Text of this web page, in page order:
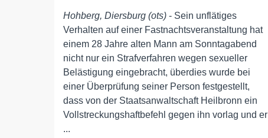
Hohberg, Diersburg (ots) - Sein unflätiges
Verhalten auf einer Fastnachtsveranstaltung hat
einem 28 Jahre alten Mann am Sonntagabend
nicht nur ein Strafverfahren wegen sexueller
Belästigung eingebracht, überdies wurde bei
einer Überprüfung seiner Person festgestellt,
dass von der Staatsanwaltschaft Heilbronn ein
Vollstreckungshaftbefehl gegen ihn vorlag und er
...